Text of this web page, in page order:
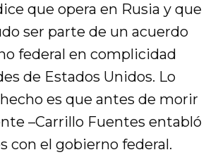
que opera en Rusia y que
ser parte de un acuerdo
federal en complicidad
de Estados Unidos. Lo
es que antes de morir
–Carrillo Fuentes entabló
con el gobierno federal.